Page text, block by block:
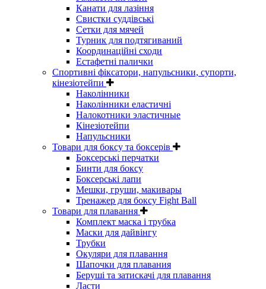
Канати для лазіння
Свистки суддівські
Сетки для мячей
Турник для подтягиваний
Координаційні сходи
Естафетні палички
Спортивні фіксатори, напульсники, супорти,
кінезіотейпи
Наколінники
Наколінники еластичні
Налокотники эластичные
Кінезіотейпи
Напульсники
Товари для боксу та боксерів
Боксерські перчатки
Бинти для боксу
Боксерські лапи
Мешки, груши, макивары
Тренажер для боксу Fight Ball
Товари для плавання
Комплект маска і трубка
Маски для дайвінгу
Трубки
Окуляри для плавання
Шапочки для плавания
Беруші та затискачі для плавання
Ласти